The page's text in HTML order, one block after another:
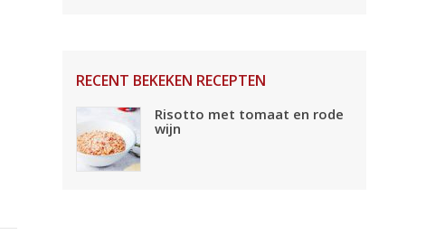
RECENT BEKEKEN RECEPTEN
Risotto met tomaat en rode
wijn